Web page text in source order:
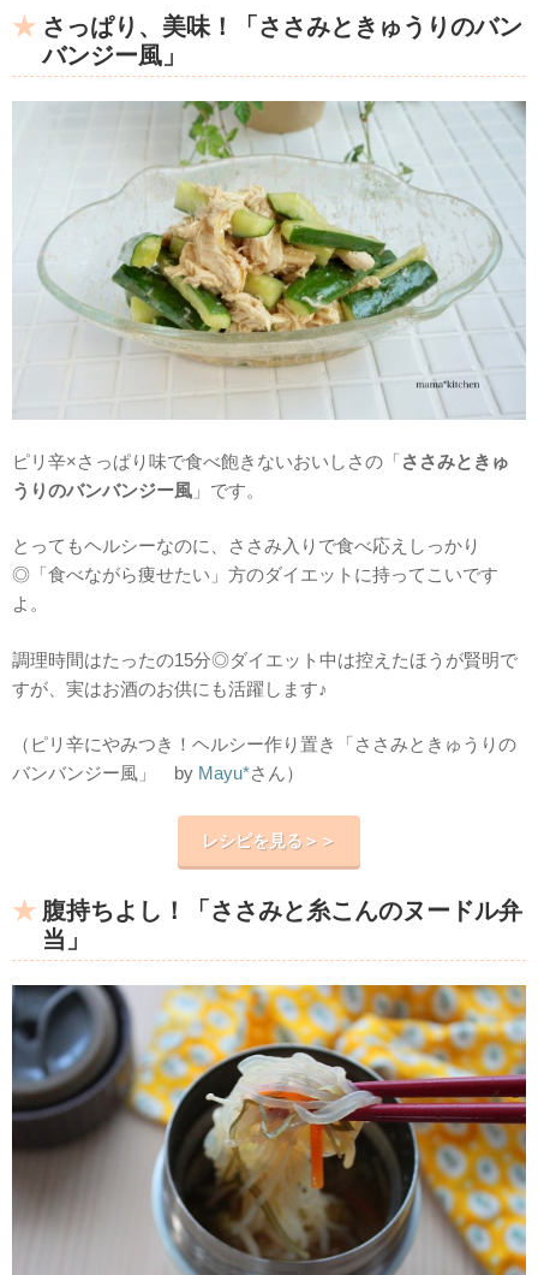
さっぱり、美味！「ささみときゅうりのバン
バンジー風」
ピリ辛×さっぱり味で食べ飽きないおいしさの「ささみときゅ
うりのバンバンジー風 」です。
とってもヘルシーなのに、ささみ入りで食べ応えしっかり
◎「食べながら痩せたい」方のダイエットに持ってこいです
よ。
調理時間はたったの15分◎ダイエット中は控えたほうが賢明で
すが、実はお酒のお供にも活躍します♪
（ピリ辛にやみつき！ヘルシー作り置き「ささみときゅうりの
バンバンジー風」 by Mayu*さん）
レシピを見る＞＞
腹持ちよし！「ささみと糸こんのヌードル弁
当」